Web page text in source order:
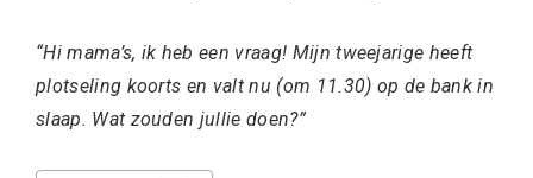
“Hi mama’s, ik heb een vraag! Mijn tweejarige heeft
plotseling koorts en valt nu (om 11.30) op de bank in
slaap. Wat zouden jullie doen?”